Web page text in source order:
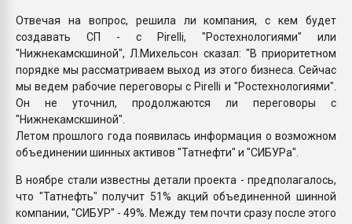
Отвечая на вопрос, решила ли компания, с кем будет
создавать СП - с Pirelli, "Ростехнологиями" или
"Нижнекамскшиной", Л.Михельсон сказал: "В приоритетном
порядке мы рассматриваем выход из этого бизнеса. Сейчас
мы ведем рабочие переговоры с Pirelli и "Ростехнологиями".
Он не уточнил, продолжаются ли переговоры с
"Нижнекамскшиной".
Летом прошлого года появилась информация о возможном
объединении шинных активов "Татнефти" и "СИБУРа".
В ноябре стали известны детали проекта - предполагалось,
что "Татнефть" получит 51% акций объединенной шинной
компании, "СИБУР" - 49%. Между тем почти сразу после этого